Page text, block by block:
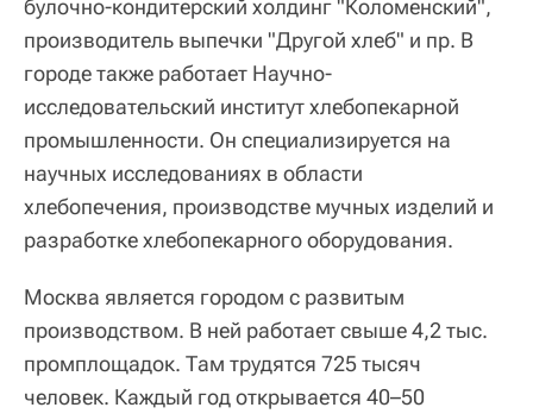
булочно-кондитерский холдинг "Коломенский",
производитель выпечки "Другой хлеб" и пр. В
городе также работает Научно-
исследовательский институт хлебопекарной
промышленности. Он специализируется на
научных исследованиях в области
хлебопечения, производстве мучных изделий и
разработке хлебопекарного оборудования.
Москва является городом с развитым
производством. В ней работает свыше 4,2 тыс.
промплощадок. Там трудятся 725 тысяч
человек. Каждый год открывается 40–50